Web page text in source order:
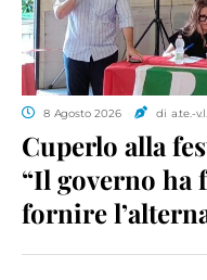
8 Agosto 2026 di a.te.-v.l.
Cuperlo alla
“Il governo ha
fornire